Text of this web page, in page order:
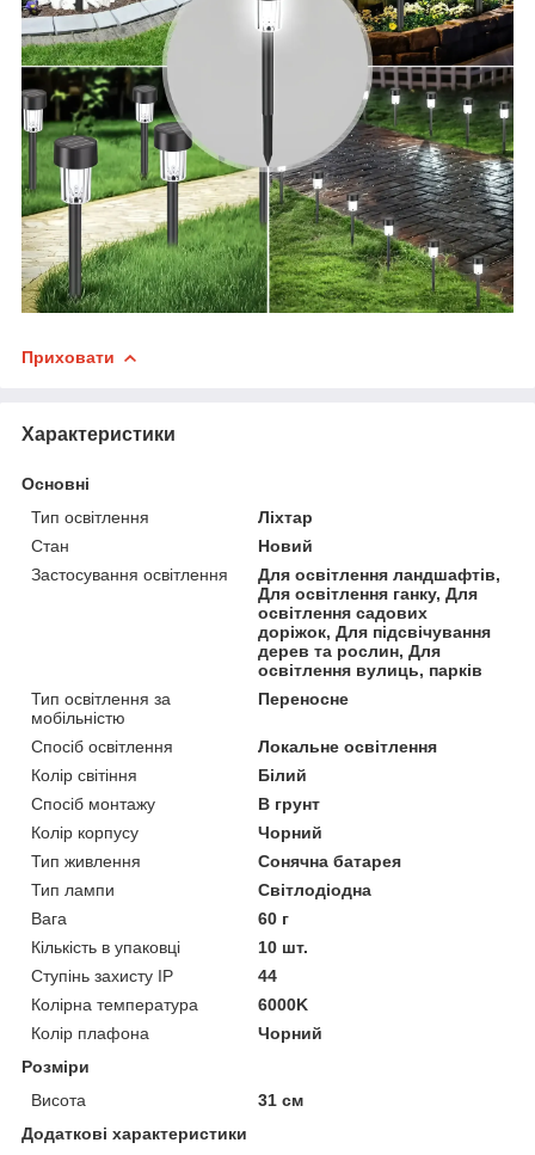
Приховати
Характеристики
Основні
Тип освітлення
Ліхтар
Стан
Новий
Застосування освітлення
Для освітлення ландшафтів,
Для освітлення ганку, Для
освітлення садових
доріжок, Для підсвічування
дерев та рослин, Для
освітлення вулиць, парків
Тип освітлення за
мобільністю
Переносне
Спосіб освітлення
Локальне освітлення
Колір світіння
Білий
Спосіб монтажу
В грунт
Колір корпусу
Чорний
Тип живлення
Сонячна батарея
Тип лампи
Світлодіодна
Вага
60 г
Кількість в упаковці
10 шт.
Ступінь захисту IP
44
Колірна температура
6000K
Колір плафона
Чорний
Розміри
Висота
31 см
Додаткові характеристики